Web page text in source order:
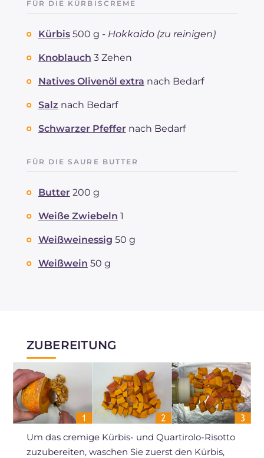
FÜR DIE KÜRBISCREME
Kürbis 500 g - Hokkaido (zu reinigen)
Knoblauch 3 Zehen
Natives Olivenöl extra nach Bedarf
Salz nach Bedarf
Schwarzer Pfeffer nach Bedarf
FÜR DIE SAURE BUTTER
Butter 200 g
Weiße Zwiebeln 1
Weißweinessig 50 g
Weißwein 50 g
ZUBEREITUNG
Um das cremige Kürbis- und Quartirolo-Risotto
zuzubereiten, waschen Sie zuerst den Kürbis,